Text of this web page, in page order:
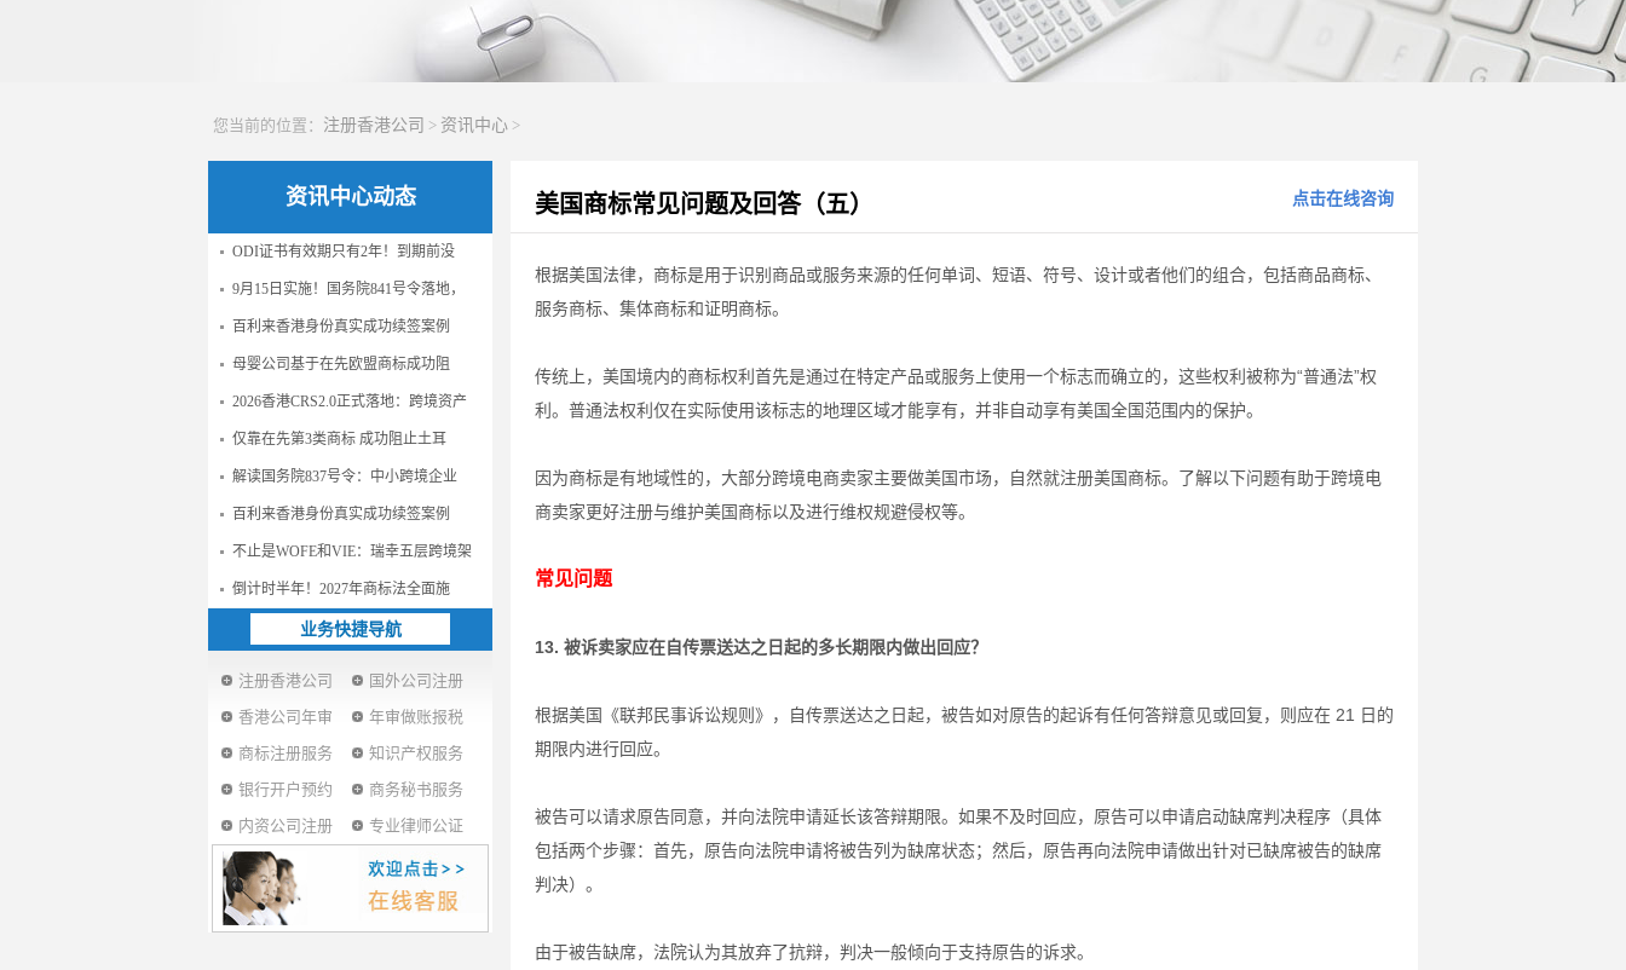
您当前的位置： 注册香港公司 > 资讯中心 >
资讯中心动态
ODI证书有效期只有2年！到期前没
9月15日实施！国务院841号令落地，
百利来香港身份真实成功续签案例
母婴公司基于在先欧盟商标成功阻
2026香港CRS2.0正式落地：跨境资产
仅靠在先第3类商标 成功阻止土耳
解读国务院837号令：中小跨境企业
百利来香港身份真实成功续签案例
不止是WOFE和VIE：瑞幸五层跨境架
倒计时半年！2027年商标法全面施
业务快捷导航
注册香港公司
国外公司注册
香港公司年审
年审做账报税
商标注册服务
知识产权服务
银行开户预约
商务秘书服务
内资公司注册
专业律师公证
美国商标常见问题及回答（五） 点击在线咨询
根据美国法律，商标是用于识别商品或服务来源的任何单词、短语、符号、设计或者他们的组合，包括商品商标、
服务商标、集体商标和证明商标。
传统上，美国境内的商标权利首先是通过在特定产品或服务上使用一个标志而确立的，这些权利被称为“普通法”权
利。普通法权利仅在实际使用该标志的地理区域才能享有，并非自动享有美国全国范围内的保护。
因为商标是有地域性的，大部分跨境电商卖家主要做美国市场，自然就注册美国商标。了解以下问题有助于跨境电
商卖家更好注册与维护美国商标以及进行维权规避侵权等。
常见问题
13. 被诉卖家应在自传票送达之日起的多长期限内做出回应？
根据美国《联邦民事诉讼规则》，自传票送达之日起，被告如对原告的起诉有任何答辩意见或回复，则应在 21 日的
期限内进行回应。
被告可以请求原告同意，并向法院申请延长该答辩期限。如果不及时回应，原告可以申请启动缺席判决程序（具体
包括两个步骤：首先，原告向法院申请将被告列为缺席状态；然后，原告再向法院申请做出针对已缺席被告的缺席
判决）。
由于被告缺席，法院认为其放弃了抗辩，判决一般倾向于支持原告的诉求。